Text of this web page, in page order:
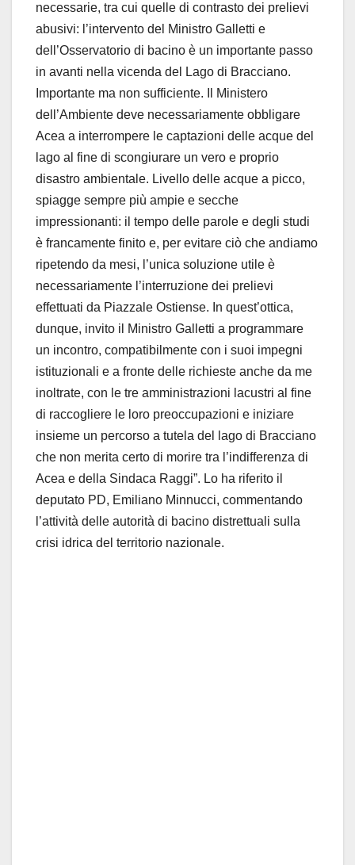
necessarie, tra cui quelle di contrasto dei prelievi
abusivi: l’intervento del Ministro Galletti e
dell’Osservatorio di bacino è un importante passo
in avanti nella vicenda del Lago di Bracciano.
Importante ma non sufficiente. Il Ministero
dell’Ambiente deve necessariamente obbligare
Acea a interrompere le captazioni delle acque del
lago al fine di scongiurare un vero e proprio
disastro ambientale. Livello delle acque a picco,
spiagge sempre più ampie e secche
impressionanti: il tempo delle parole e degli studi
è francamente finito e, per evitare ciò che andiamo
ripetendo da mesi, l’unica soluzione utile è
necessariamente l’interruzione dei prelievi
effettuati da Piazzale Ostiense. In quest’ottica,
dunque, invito il Ministro Galletti a programmare
un incontro, compatibilmente con i suoi impegni
istituzionali e a fronte delle richieste anche da me
inoltrate, con le tre amministrazioni lacustri al fine
di raccogliere le loro preoccupazioni e iniziare
insieme un percorso a tutela del lago di Bracciano
che non merita certo di morire tra l’indifferenza di
Acea e della Sindaca Raggi”. Lo ha riferito il
deputato PD, Emiliano Minnucci, commentando
l’attività delle autorità di bacino distrettuali sulla
crisi idrica del territorio nazionale.